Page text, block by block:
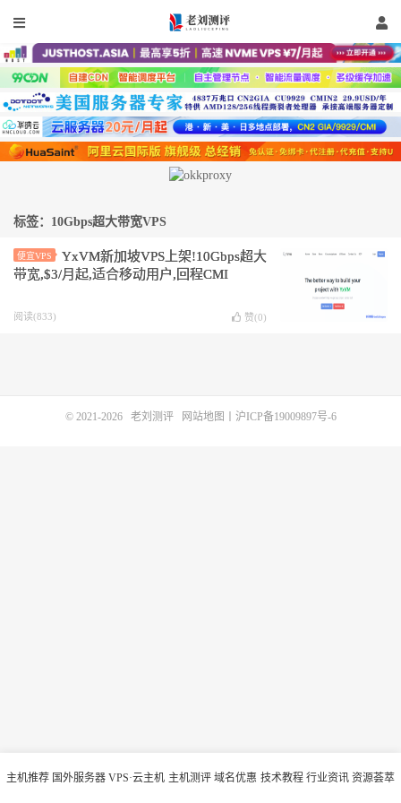
标签：10Gbps超大带宽VPS
便宜VPS
YxVM新加坡VPS上架!10Gbps超大
带宽,$3/月起,适合移动用户,回程CMI
阅读(833) 赞(0)
主机推荐 国外服务器 VPS·云主机 主机测评 域名优惠 技术教程 行业资讯 资源荟萃
© 2021-2026 老刘测评 网站地图 沪ICP备19009897号-6